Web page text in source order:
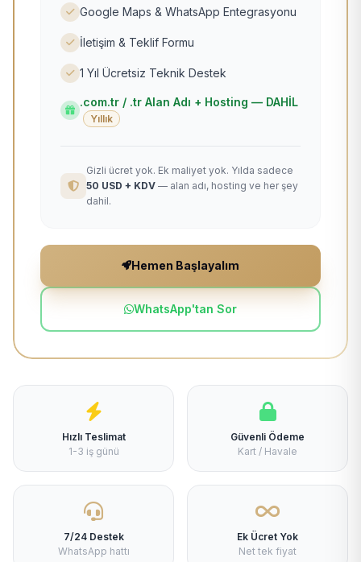
Google Maps & WhatsApp Entegrasyonu
İletişim & Teklif Formu
1 Yıl Ücretsiz Teknik Destek
.com.tr / .tr Alan Adı + Hosting — DAHİL
Yıllık
Gizli ücret yok. Ek maliyet yok. Yılda sadece
50 USD + KDV — alan adı, hosting ve her şey
dahil.
Hemen Başlayalım
WhatsApp'tan Sor
Hızlı Teslimat
1-3 iş günü
Güvenli Ödeme
Kart / Havale
7/24 Destek
WhatsApp hattı
Ek Ücret Yok
Net tek fiyat